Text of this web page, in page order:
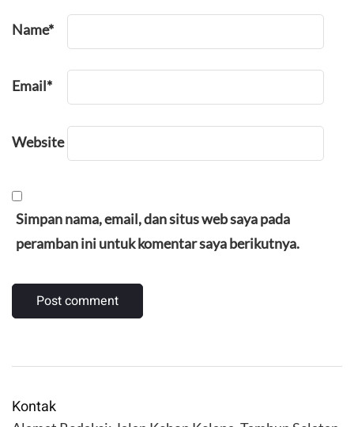
Name*
Email*
Website
Simpan nama, email, dan situs web saya pada
peramban ini untuk komentar saya berikutnya.
Kontak